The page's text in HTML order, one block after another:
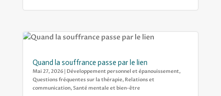
Quand la souffrance passe par le lien
Mai 27, 2026| Développement personnel et épanouissement,
Questions fréquentes sur la thérapie, Relations et
communication,Santé mentale et bien-être